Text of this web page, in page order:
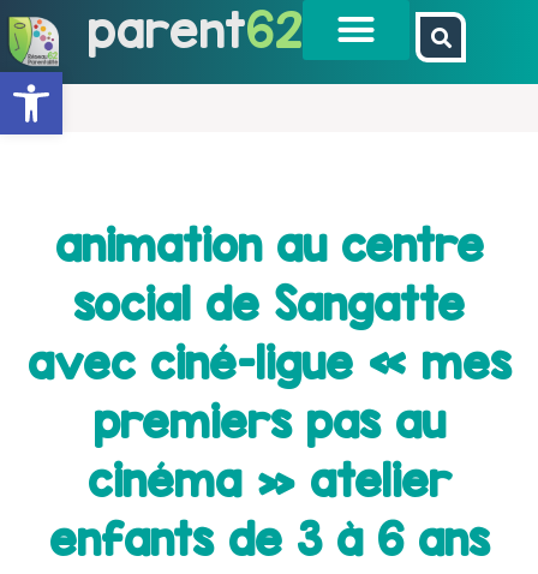
Ouvrir la barre d’outils
parent62
animation au centre
social de Sangatte
avec ciné-ligue « mes
premiers pas au
cinéma » atelier
enfants de 3 à 6 ans